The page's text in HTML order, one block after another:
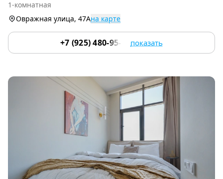
1-комнатная
Овражная улица, 47Ана карте
+7 (925) 480-95-17 показать